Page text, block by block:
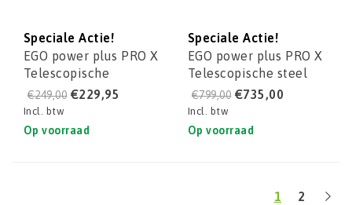
Speciale Actie!
EGO power plus PRO X
Telescopische
heggenschaar
PTX5100
€249,00 €229,95
Incl. btw
Op voorraad
Speciale Actie!
EGO power plus PRO X
Telescopische steel
(kit ) PPCX1000
€799,00 €735,00
Incl. btw
Op voorraad
1 2